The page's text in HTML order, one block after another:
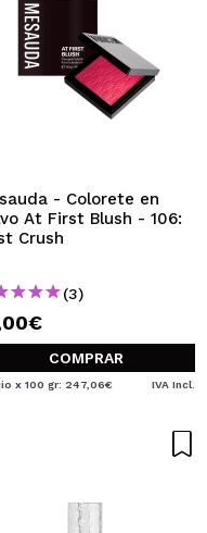
- Colorete en
At First Blush - 106:
Crush
(3)
COMPRAR
x 100 gr: 247,06€ IVA Incl.